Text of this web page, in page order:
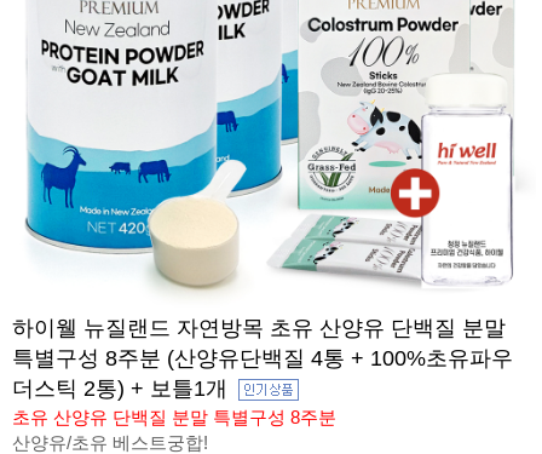
하이웰 뉴질랜드 자연방목 초유 산양유 단백질 분말
특별구성 8주분 (산양유단백질 4통 + 100%초유파우
더스틱 2통) + 보틀1개
초유 산양유 단백질 분말 특별구성 8주분
산양유/초유 베스트궁합!